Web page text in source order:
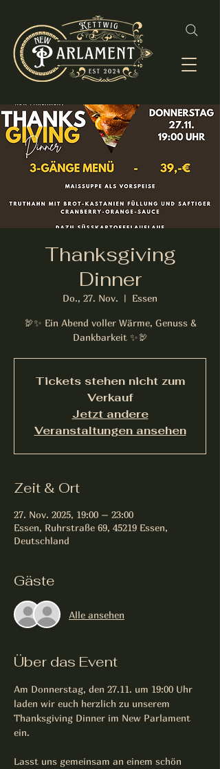
Thanksgiving
Dinner
Do., 27. Nov.
  |
Essen
🦃✨ Ein Abend voller Wärme, Genuss &
Dankbarkeit ✨🦃
Tickets stehen nicht zum
Verkauf
Jetzt andere
Veranstaltungen ansehen
Zeit & Ort
27. Nov. 2025, 19:00 – 23:00
Essen, Ruhrstraße 69, 45219 Essen,
Deutschland
Gäste
Alle ansehen
Über das Event
Am Donnerstag, den 27.11. um 19:00 Uhr
laden wir euch herzlich zu unserem
Thanksgiving Dinner im New Parlament
ein.
Lasst uns gemeinsam an einem schön